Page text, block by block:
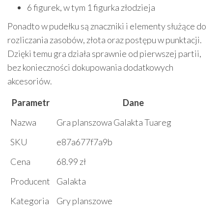
6 figurek, w tym 1 figurka złodzieja
Ponadto w pudełku są znaczniki i elementy służące do
rozliczania zasobów, złota oraz postępu w punktacji.
Dzięki temu gra działa sprawnie od pierwszej partii,
bez konieczności dokupowania dodatkowych
akcesoriów.
Parametr
Dane
Nazwa
Gra planszowa Galakta Tuareg
SKU
e87a677f7a9b
Cena
68.99 zł
Producent
Galakta
Kategoria
Gry planszowe